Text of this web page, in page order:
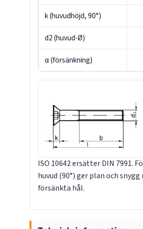
k (huvudhöjd, 90°)
d2 (huvud-Ø)
α (försänkning)
ISO 10642 ersätter DIN 7991.
huvud (90°) ger plan och
försänkta hål.